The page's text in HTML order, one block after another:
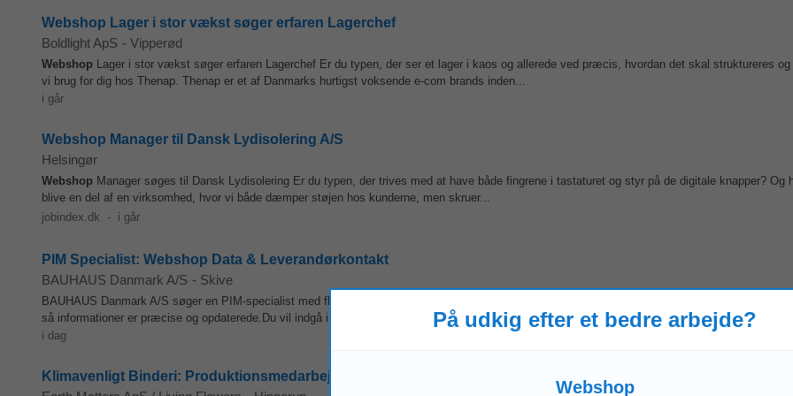
Webshop Lager i stor vækst søger erfaren Lagerchef
Boldlight ApS - Vipperød
Webshop Lager i stor vækst søger erfaren Lagerchef Er du typen, der ser et lager i kaos og allerede ved præcis, hvordan det skal struktureres og
vi brug for dig hos Thenap. Thenap er et af Danmarks hurtigst voksende e-com brands inden...
i går
Webshop Manager til Dansk Lydisolering A/S
Helsingør
Webshop Manager søges til Dansk Lydisolering Er du typen, der trives med at have både fingrene i tastaturet og styr på de digitale knapper? Og
blive en del af en virksomhed, hvor vi både dæmper støjen hos kunderne, men skruer...
jobindex.dk - i går
PIM Specialist: Webshop Data & Leverandørkontakt
BAUHAUS Danmark A/S - Skive
BAUHAUS Danmark A/S søger en PIM-specialist med flair for produktdata til vores
. Du sikrer korrekt oprettelse af produkter og tæt
så informationer er præcise og opdaterede.Du vil indgå i et team af 20 medarbejdere (PIM...
i dag
Klimavenligt Binderi: Produktionsmedarbejder til blomster
På udkig efter et bedre arbejde?
Webshop